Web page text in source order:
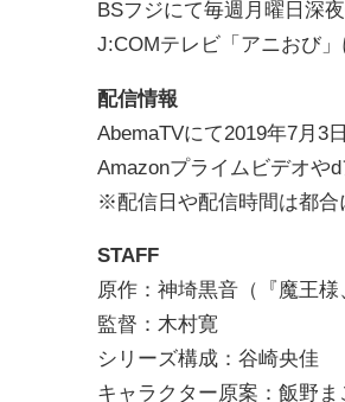
BSフジにて毎週月曜日深
J:COMテレビ「アニおび
配信情報
AbemaTVにて2019年7月3
Amazonプライムビデオや
※配信日や配信時間は都合
STAFF
原作：神埼黒音（『魔王
監督：木村寛
シリーズ構成：谷崎央佳
キャラクター原案：飯野ま